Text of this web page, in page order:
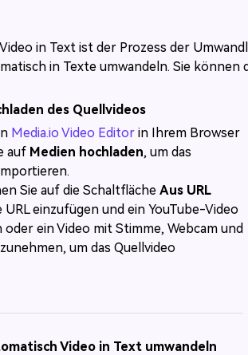
in Text ist der Prozess der
in Texte umwandeln. Sie
des Quellvideos
Media.io Video Editor in Ihrem Browser
auf Medien hochladen, um das
Sie auf die Schaltfläche Aus URL
URL einzufügen und ein YouTube-Video
ein Video mit Stimme, Webcam und
um das Quellvideo
Video in Text umwandeln